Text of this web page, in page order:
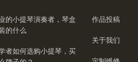
的小提琴演奏者，琴盒
的什么
者如何选购小提琴，买
作品投稿
关于我们